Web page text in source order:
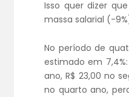
Isso quer dizer
massa salarial (-
No período de
estimado em
ano, R$ 23,00 no
no quarto ano,